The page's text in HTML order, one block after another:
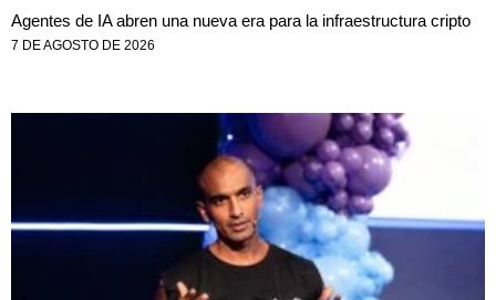
Agentes de IA abren una nueva era para la infraestructura cripto
7 DE AGOSTO DE 2026